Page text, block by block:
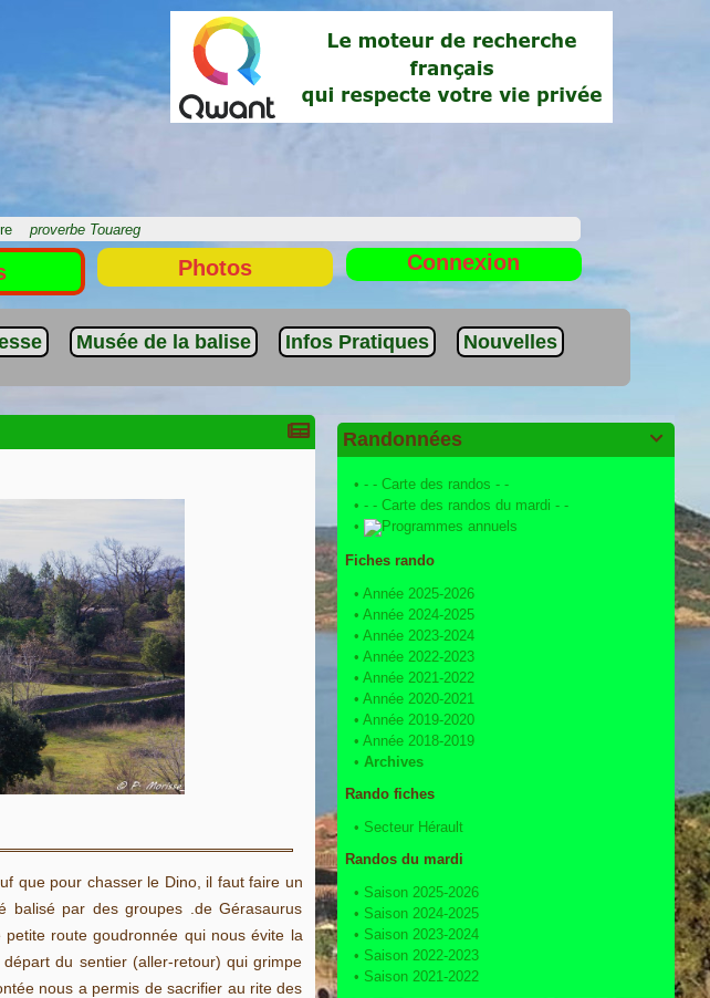
proverbe Touareg
Photos Connexion
Musée de la balise Infos Pratiques Nouvelles
que pour chasser le Dino, il faut faire un
balisé par des groupes .de Gérasaurus
route goudronnée qui nous évite la
du sentier (aller-retour) qui grimpe
nous a permis de sacrifier au rite des

Randonnées
• - - Carte des randos - -
• - - Carte des randos du mardi - -
•
Programmes annuels
Fiches rando
• Année 2025-2026
• Année 2024-2025
• Année 2023-2024
• Année 2022-2023
• Année 2021-2022
• Année 2020-2021
• Année 2019-2020
• Année 2018-2019
• Archives
Rando fiches
• Secteur Hérault
Randos du mardi
• Saison 2025-2026
• Saison 2024-2025
• Saison 2023-2024
• Saison 2022-2023
• Saison 2021-2022